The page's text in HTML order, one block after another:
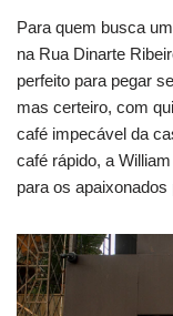
Para quem busca
na Rua Dinarte
perfeito para pegar
mas certeiro, com
café impecável da
café rápido, a
para os apaixonados